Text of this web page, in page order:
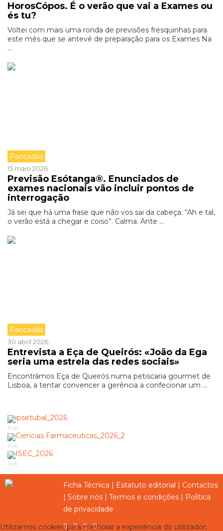
HorosCópos. É o verão que vai a Exames ou
és tu?
Voltei com mais uma ronda de previsões fresquinhas para
este mês que se antevê de preparação para os Exames Na
...
Pancadas
15 maio 2026
Previsão Esótanga®. Enunciados de
exames nacionais vão incluir pontos de
interrogação
Já sei que há uma frase que não vos sai da cabeça: “Ah e tal,
o verão está a chegar e coiso”. Calma. Ante ...
Pancadas
30 abril 2026
Entrevista a Eça de Queirós: «João da Ega
seria uma estrela das redes sociais»
Encontrámos Eça de Queirós numa petiscaria gourmet de
Lisboa, a tentar convencer a gerência a confecionar um ...
Pub
Pub
Pub
Ficha Técnica | Estatuto editorial | Contactos
| Sobre nós | Termos e condições | Política
de privacidade
Utilizamos cookies para melhorar a experiência do utilizador,